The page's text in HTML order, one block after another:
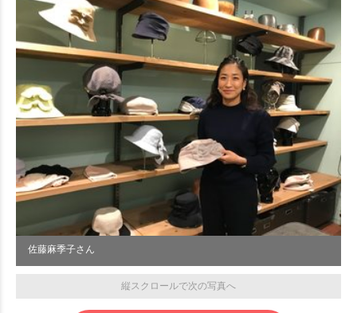
佐藤麻季子さん
縦スクロールで次の写真へ